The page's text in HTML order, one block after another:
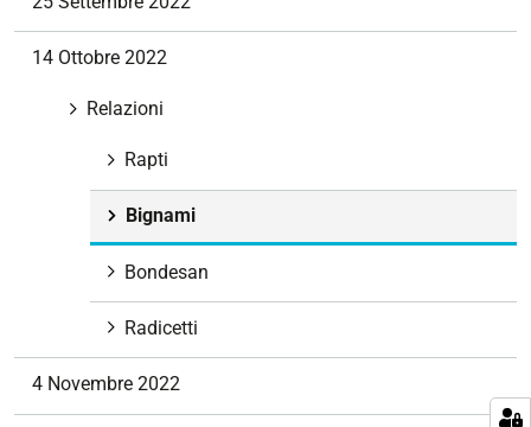
14 Ottobre 2022
Relazioni
Rapti
Bignami
Bondesan
Radicetti
4 Novembre 2022